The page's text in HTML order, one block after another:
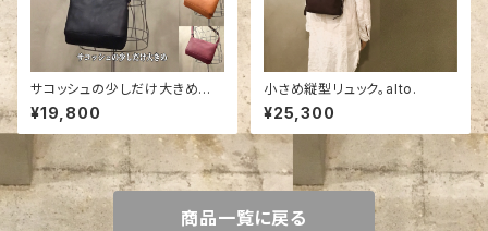
サコッシュの少しだけ大きめ版。
薄マチミニショルダーバッグ。ポ
ケット便利！男女兼用。
¥19,800
小さめ縦型リュック。alto.
¥25,300
商品一覧に戻る